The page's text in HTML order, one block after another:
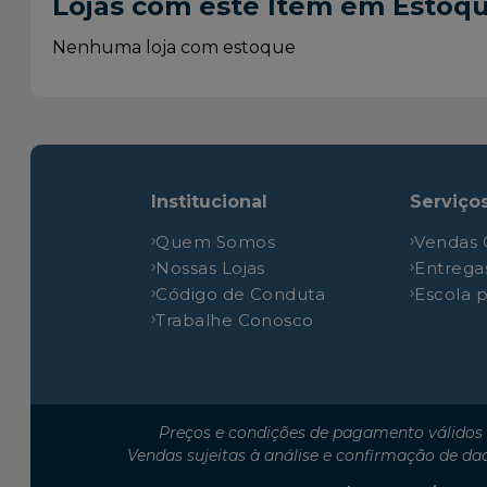
Chevrolet
Blazer
Chevrolet
Blazer
Chevrolet
S10
S10
S10
Chevrolet
S10
Nenhuma loja com estoque
Institucional
Quem Somos
Nossas Lojas
Código de Conduta
Trabalhe Conosco
Vendas
Escola
Preços e condições de pagamento
Vendas sujeitas à análise e confirmação de